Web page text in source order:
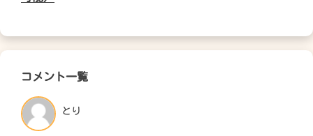
コメント一覧
とり